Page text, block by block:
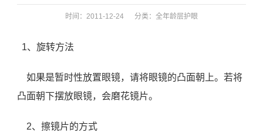
时间：2011-12-24 分类： 全年龄层护眼
1、旋转方法
如果是暂时性放置眼镜，请将眼镜的凸面朝上。若将
凸面朝下摆放眼镜，会磨花镜片。
2、擦镜片的方式